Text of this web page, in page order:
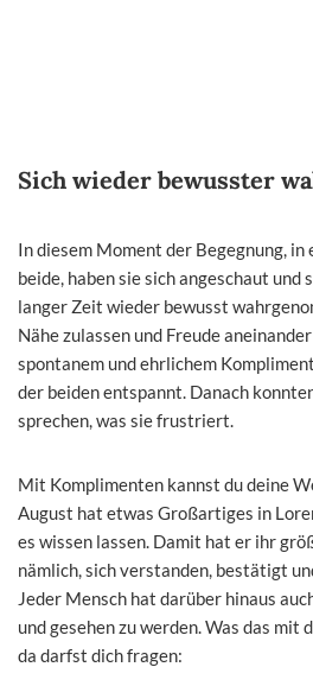
Sich wieder bewusster
In diesem Moment der Begegnung, in
beide, haben sie sich angeschaut und
langer Zeit wieder bewusst
Nähe zulassen und Freude
spontanem und ehrlichem
der beiden entspannt. Danach
sprechen, was sie frustriert.
Mit Komplimenten kannst du deine
August hat etwas Großartiges in
es wissen lassen. Damit hat er ihr
nämlich, sich verstanden, bestätigt
Jeder Mensch hat darüber hinaus
und gesehen zu werden. Was das mit
da darfst dich fragen: